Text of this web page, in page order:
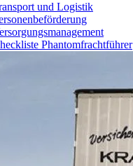
und Logistik
Phantomfrachtführer